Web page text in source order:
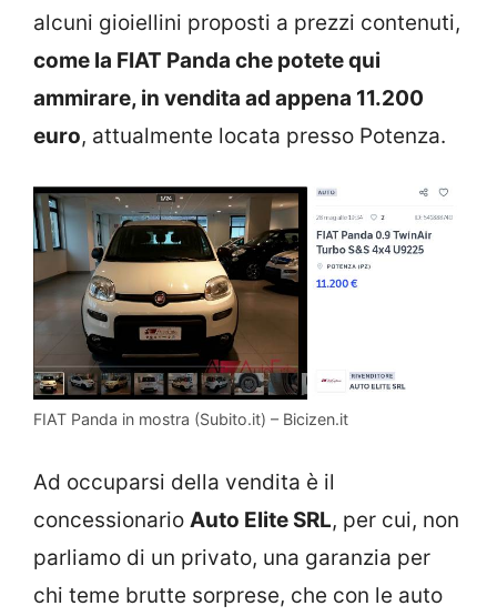
alcuni gioiellini proposti a prezzi contenuti,
come la FIAT Panda che potete qui
ammirare, in vendita ad appena 11.200
euro, attualmente locata presso Potenza.
FIAT Panda in mostra (Subito.it) – Bicizen.it
Ad occuparsi della vendita è il
concessionario Auto Elite SRL, per cui, non
parliamo di un privato, una garanzia per
chi teme brutte sorprese, che con le auto